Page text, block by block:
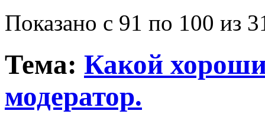
Показано с 91 по 100 из
Тема: Какой
модератор.